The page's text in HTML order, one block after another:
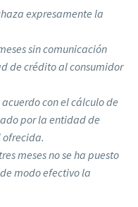
expresamente la
sin comunicación
de crédito al consumidor
con el cálculo de
por la entidad de
meses no se ha puesto
modo efectivo la